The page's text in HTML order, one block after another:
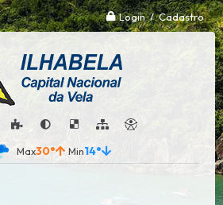
Login / Cadastro
30° 14°